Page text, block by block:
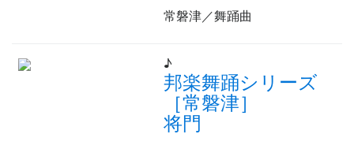
常磐津／舞踊曲
♪
邦楽舞踊シリーズ
［常磐津］
将門